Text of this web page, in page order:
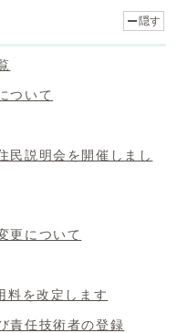
隠す
ついて
民説明会を開催しまし
更について
料を改定します
責任技術者の登録